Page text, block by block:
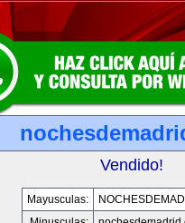
Vendido!
Mayusculas: